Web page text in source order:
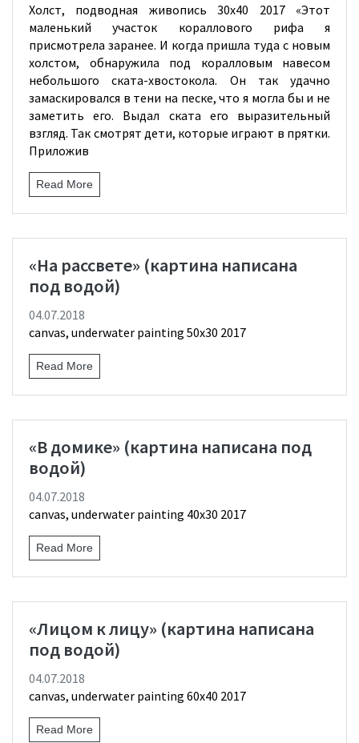
Холст, подводная живопись 30х40 2017 «Этот
маленький участок кораллового рифа я
присмотрела заранее. И когда пришла туда с новым
холстом, обнаружила под коралловым навесом
небольшого ската-хвостокола. Он так удачно
замаскировался в тени на песке, что я могла бы и не
заметить его. Выдал ската его выразительный
взгляд. Так смотрят дети, которые играют в прятки.
Приложив
Read More
«На рассвете» (картина написана
под водой)
04.07.2018
canvas, underwater painting 50х30 2017
Read More
«В домике» (картина написана под
водой)
04.07.2018
canvas, underwater painting 40х30 2017
Read More
«Лицом к лицу» (картина написана
под водой)
04.07.2018
canvas, underwater painting 60х40 2017
Read More